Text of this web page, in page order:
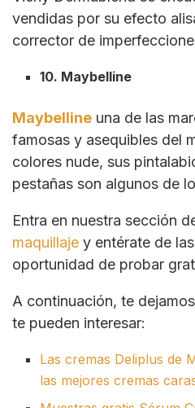
vendidas por su efecto
corrector de
10. Maybelline
Maybelline una de las
famosas y asequibles del
colores nude, sus
pestañas son algunos de
Entra en nuestra sección
maquillaje y entérate de
oportunidad de probar
A continuación, te
te pueden interesar:
Las cremas Deliplus de
las mejores cremas